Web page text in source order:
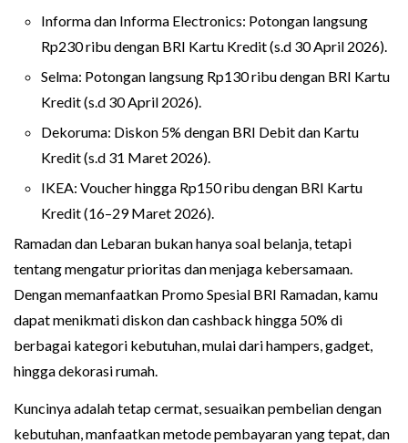
Informa dan Informa Electronics: Potongan langsung
Rp230 ribu dengan BRI Kartu Kredit (s.d 30 April 2026).
Selma: Potongan langsung Rp130 ribu dengan BRI Kartu
Kredit (s.d 30 April 2026).
Dekoruma: Diskon 5% dengan BRI Debit dan Kartu
Kredit (s.d 31 Maret 2026).
IKEA: Voucher hingga Rp150 ribu dengan BRI Kartu
Kredit (16–29 Maret 2026).
Ramadan dan Lebaran bukan hanya soal belanja, tetapi
tentang mengatur prioritas dan menjaga kebersamaan.
Dengan memanfaatkan Promo Spesial BRI Ramadan, kamu
dapat menikmati diskon dan cashback hingga 50% di
berbagai kategori kebutuhan, mulai dari hampers, gadget,
hingga dekorasi rumah.
Kuncinya adalah tetap cermat, sesuaikan pembelian dengan
kebutuhan, manfaatkan metode pembayaran yang tepat, dan